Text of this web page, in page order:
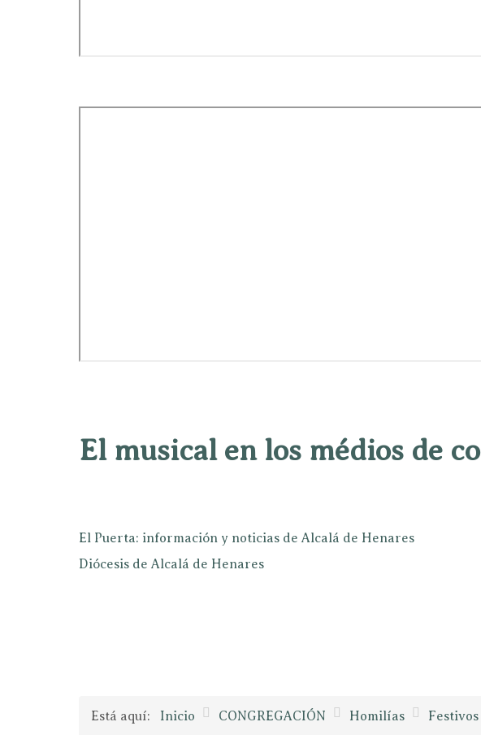
El musical en los médios de
El Puerta: información y noticias de Alcalá de Henares
Diócesis de Alcalá de Henares
Está aquí: Inicio CONGREGACIÓN Homilías